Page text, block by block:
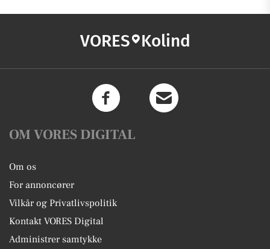
VORES Kolind
OM VORES DIGITAL
Om os
For annoncører
Vilkår og Privatlivspolitik
Kontakt VORES Digital
Administrer samtykke